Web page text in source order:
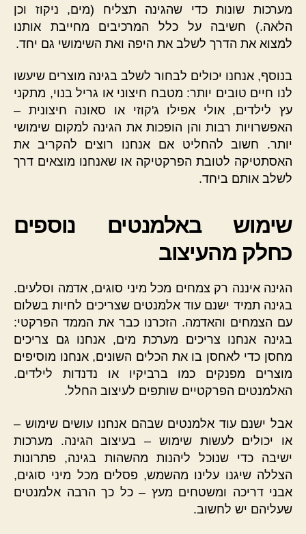
מערכות שונות כדי שהגינה תצליח (מים, ניקוז וכן
הלאה.) חשיבה על כלל המרכיבים מחייבת אותנו
למצוא את הדרך לשלב את היפה ואת השימושי גם יחד.
בנוסף, אנחנו יכולים לבחור לשלב בגינה מוצרים שיעשו
לנו חיים טובים יותר: מטבח חיצוני או גריל בנוי, מתקני
עץ לילדים, אולי אפילו ג'קוזי או סאונה חיצונית –
האפשרויות רבות והן הופכות את הגינה למקום שימושי
יותר. חשוב להחליט אם אנחנו רוצים להקריב את
האסתטיקה לטובת הפרקטיקה או שאנחנו מוצאים דרך
לשלב אותם ביחד.
שימוש באלמנטים נוספים
כחלק מהעיצוב
הגינה איננה רק צמחים מכל מיני סוגים, אדמה וסלעים.
בגינה תמיד ישנם עוד אלמנטים שצריכים לחיות בשלום
עם הצמחים והאדמה. הזכרנו כבר את הממד הפרקטי:
בגינה אנחנו צריכים מערכת מים, אנחנו גם צריכים
מחסן כדי לאחסן בו את הכלים השונים, אנחנו מוסיפים
מוצרים מפנקים כמו ברביקיו או נדנדות לילדים.
האלמנטים הפרקטיים שותפים לעיצוב החלל.
אבל ישנם עוד אלמנטים שבהם אנחנו עושים שימוש –
או יכולים לעשות שימוש – בעיצוב הגינה. מערכות
ישיבה כדי שנוכל ליהנות מהשהות בגינה, פתרונות
הצללה שיגנו עלינו מהשמש, פסלים מכל מיני סוגים,
אבני דריכה ומשטחים מעץ – כל כך הרבה אלמנטים
שעליהם יש לחשוב.